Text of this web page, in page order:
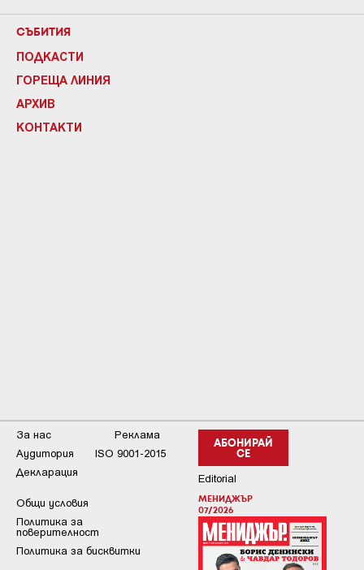
СЪБИТИЯ
ПОДКАСТИ
ГОРЕЩА ЛИНИЯ
АРХИВ
КОНТАКТИ
АБОНИРАЙ
СЕ
Editorial
МЕНИДЖЪР
07/2026
За нас
Реклама
Аудитория
ISO 9001-2015
Декларация
Общи условия
Пoлитикa зa
пoвepитeлнocт
Политика за бисквитки